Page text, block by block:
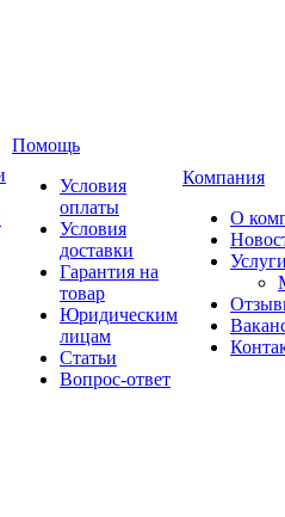
Помощь
Условия
оплаты
Условия
доставки
Гарантия на
товар
Юридическим
лицам
Статьи
Вопрос-ответ
Компания
О